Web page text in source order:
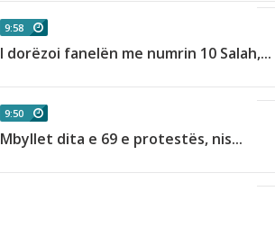
9:58
I dorëzoi fanelën me numrin 10 Salah,...
9:50
Mbyllet dita e 69 e protestës, nis...